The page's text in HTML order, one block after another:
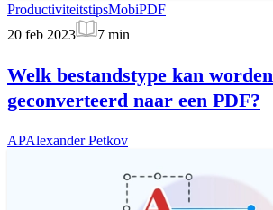
ProductiviteitstipsMobiPDF
20 feb 2023
7 min
Welk bestandstype kan worden
geconverteerd naar een PDF?
APAlexander Petkov